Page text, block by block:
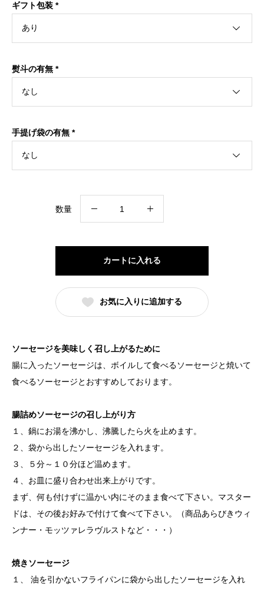
ギフト包装 *
熨斗の有無 *
手提げ袋の有無 *
数量
場
ナ
ル
セ
ト
個
カートに入れる
お気に入りに追加する
ソーセージを美味しく召し上がるために
腸に入ったソーセージは、ボイルして食べるソーセージと焼いて
食べるソーセージとおすすめしております。
腸詰めソーセージの召し上がり方
１、鍋にお湯を沸かし、沸騰したら火を止めます。
２、袋から出したソーセージを入れます。
３、５分～１０分ほど温めます。
４、お皿に盛り合わせ出来上がりです。
まず、何も付けずに温かい内にそのまま食べて下さい。マスター
ドは、その後お好みで付けて食べて下さい。（商品あらびきウィ
ンナー・モッツァレラヴルストなど・・・）
焼きソーセージ
１、 油を引かないフライパンに袋から出したソーセージを入れ